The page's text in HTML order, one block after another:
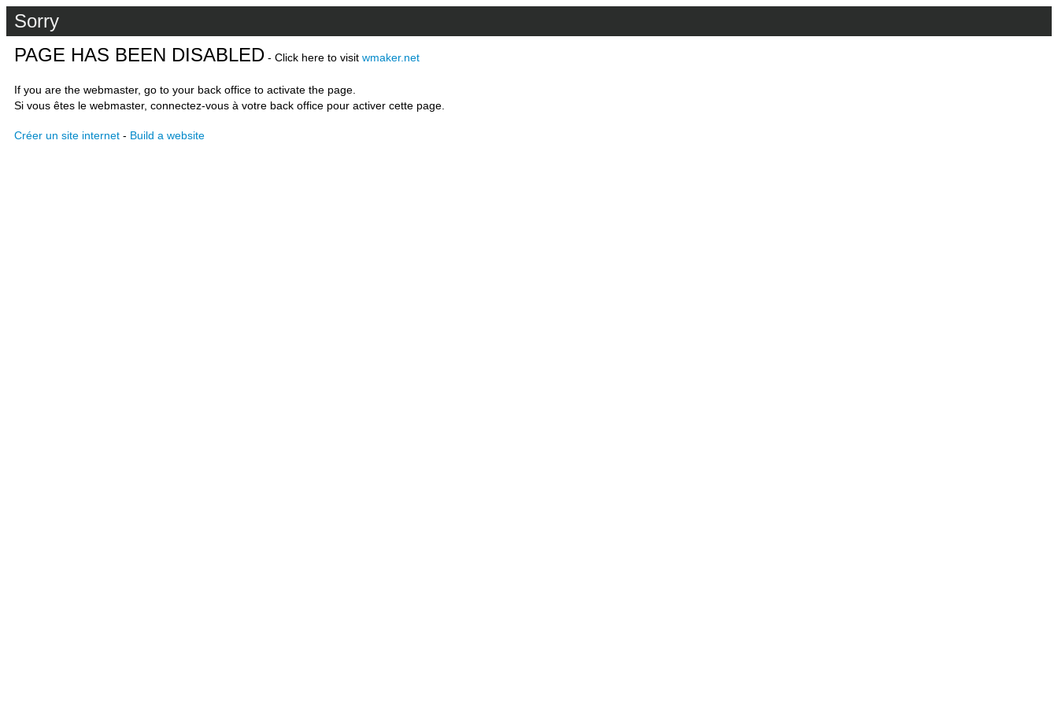
Sorry
PAGE HAS BEEN DISABLED - Click here to visit wmaker.net
If you are the webmaster, go to your back office to activate the page.
Si vous êtes le webmaster, connectez-vous à votre back office pour activer cette page.
Créer un site internet - Build a website